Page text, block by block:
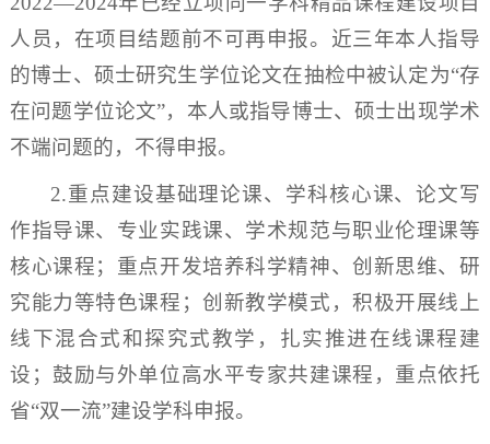
人员，在项目结题前不可再申报。近三年本人指导
的博士、硕士研究生学位论文在抽检中被认定为“存
在问题学位论文”，本人或指导博士、硕士出现学术
不端问题的，不得申报。
2.重点建设基础理论课、学科核心课、论文写
作指导课、专业实践课、学术规范与职业伦理课等
核心课程；重点开发培养科学精神、创新思维、研
究能力等特色课程；创新教学模式，积极开展线上
线下混合式和探究式教学，扎实推进在线课程建
设；鼓励与外单位高水平专家共建课程，重点依托
省“双一流”建设学科申报。